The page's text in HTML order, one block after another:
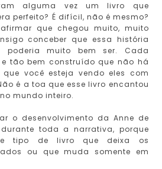
alguma vez um livro que
perfeito? É difícil, não é mesmo?
que chegou muito, muito
conceber que essa história
poderia muito bem ser. Cada
tão bem construído que não há
você esteja vendo eles com
é a toa que esse livro encantou
mundo inteiro.
o desenvolvimento da Anne de
toda a narrativa, porque
tipo de livro que deixa os
ou que muda somente em